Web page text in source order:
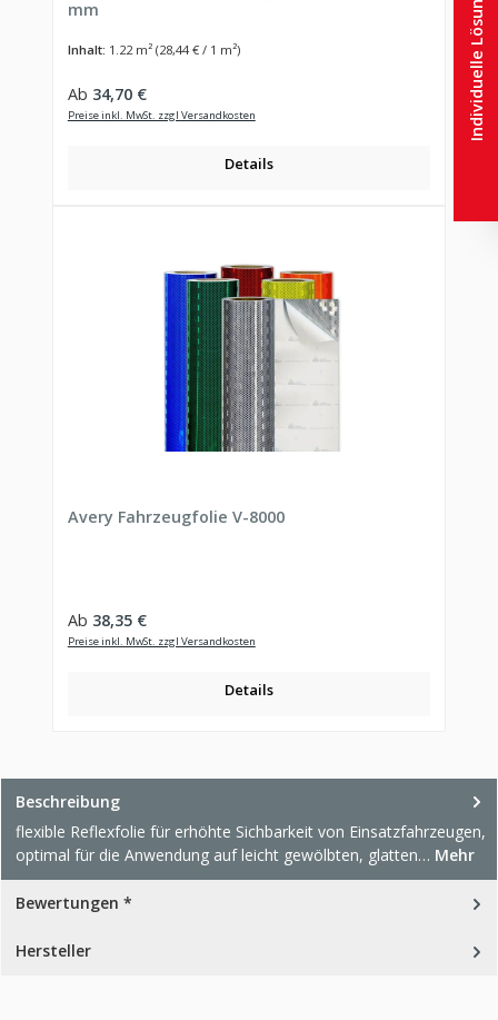
mm
Inhalt: 1.22 m² (28,44 € / 1 m²)
Regulärer Preis:
Ab 34,70 €
Preise inkl. MwSt. zzgl Versandkosten
Details
Avery Fahrzeugfolie V-8000
Regulärer Preis:
Ab 38,35 €
Preise inkl. MwSt. zzgl Versandkosten
Details
Beschreibung
flexible Reflexfolie für erhöhte Sichbarkeit von Einsatzfahrzeugen,
optimal für die Anwendung auf leicht gewölbten, glatten… Mehr
Bewertungen *
Hersteller
Individuelle Lösungen